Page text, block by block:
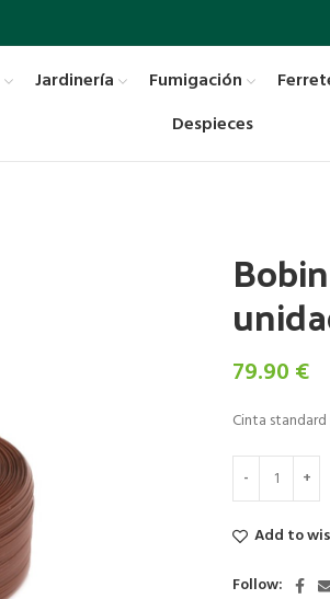
Jardinería Fumigación
Despieces
79.90 €
Cinta
Add to
Follow: